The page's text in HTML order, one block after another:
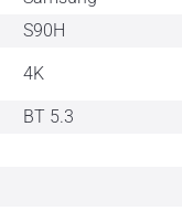
S90H
4K
BT 5.3